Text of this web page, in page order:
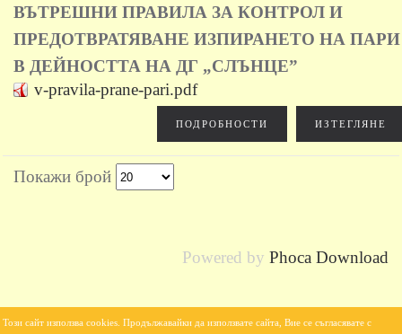
ВЪТРЕШНИ ПРАВИЛА ЗА КОНТРОЛ И
ПРЕДОТВРАТЯВАНЕ ИЗПИРАНЕТО НА ПАРИ
В ДЕЙНОСТТА НА ДГ „СЛЪНЦЕ”
v-pravila-prane-pari.pdf
ИЗТЕГЛЯНЕ
ПОДРОБНОСТИ
Покажи брой
Powered by Phoca Download
Този сайт използва cookies. Продължавайки да използвате сайта, Вие се съгласявате с